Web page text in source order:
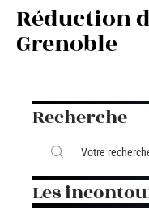
Réduction
Grenoble
Recherche
Les